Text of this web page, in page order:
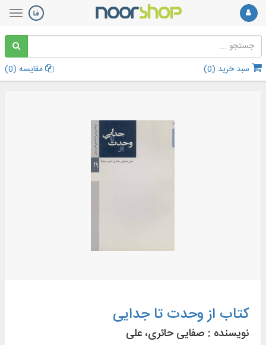
سبد خرید (0
) مقایسه (0
)
کتاب از وحدت تا جدایی
نویسنده : صفایی حائری، علی